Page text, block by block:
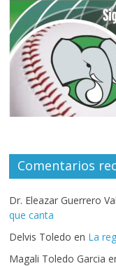
Comentarios
Dr. Eleazar Guerrero
que canta
Delvis Toledo en La
Magali Toledo Garcia